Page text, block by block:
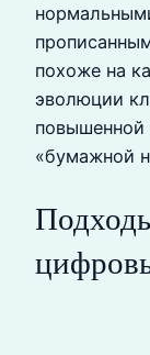
похоже на
эволюции
повышенной
«бумажной